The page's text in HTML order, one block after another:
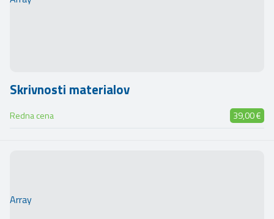
Skrivnosti materialov
Redna cena 39,00 €
Array